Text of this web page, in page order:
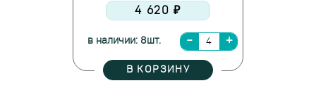
4 620 ₽
в наличии: 8шт.
В КОРЗИНУ